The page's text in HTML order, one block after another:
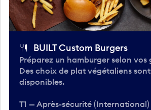
BUILT Custom Burgers
Préparez un hamburger selon vos
Des choix de plat végétaliens sont
disponibles.
T1 — Après-sécurité (International)